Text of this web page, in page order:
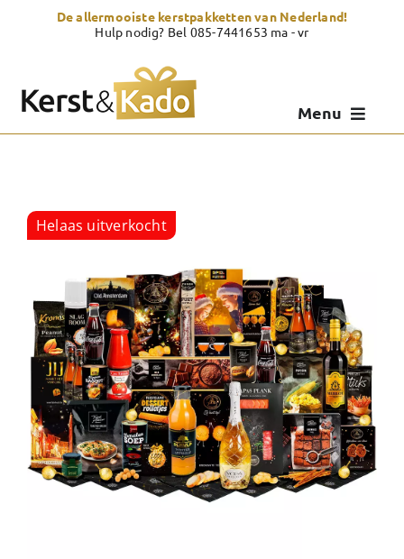
De allermooiste kerstpakketten van Nederland!
Hulp nodig? Bel 085-7441653 ma - vr
Menu
Showroom
Over Kerst & Kado
Helaas uitverkocht